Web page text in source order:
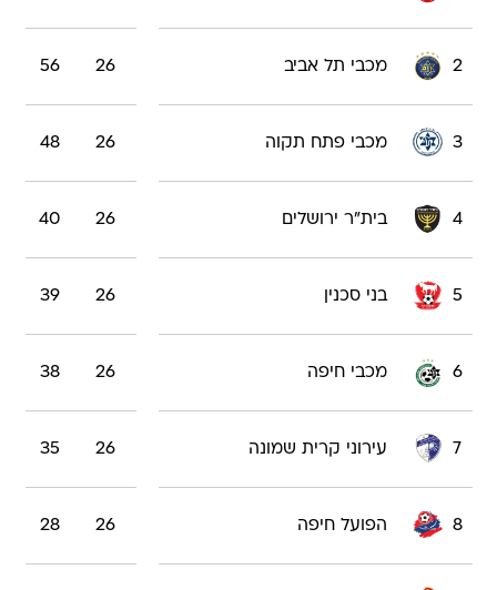
2 מכבי תל אביב 26
56
3 מכבי פתח תקוה 26
48
4 בית"ר ירושלים 26
40
5 בני סכנין 26
39
6 מכבי חיפה 26
38
7 עירוני קרית שמונה 26
35
8 הפועל חיפה 26
28